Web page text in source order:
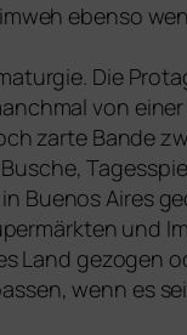
eben­so
Die
von
zar­te Bande
Buenos Aires
und
Land gezo­gen
wenn es